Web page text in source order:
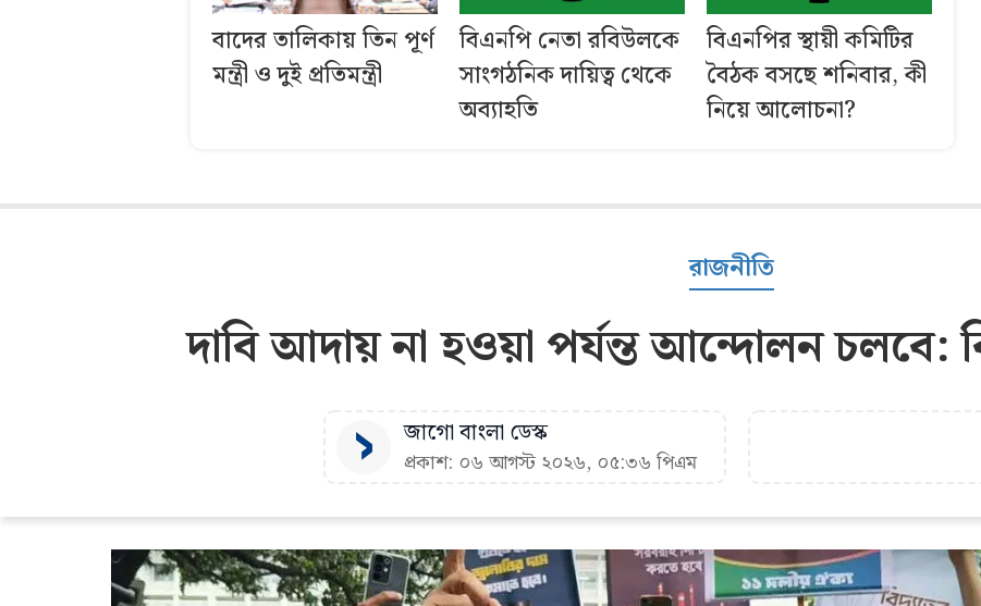
বাদের তালিকায় তিন পূর্ণ
মন্ত্রী ও দুই প্রতিমন্ত্রী
বিএনপি নেতা রবিউলকে
সাংগঠনিক দায়িত্ব থেকে
অব্যাহতি
বিএনপির স্থায়ী কমিটির
বৈঠক বসছে শনিবার, কী
নিয়ে আলোচনা?
রাজনীতি
দাবি আদায় না হওয়া পর্যন্ত আন্দোলন চলবে:
জাগো বাংলা ডেস্ক
প্রকাশ: ০৬ আগস্ট ২০২৬, ০৫:৩৬ পিএম